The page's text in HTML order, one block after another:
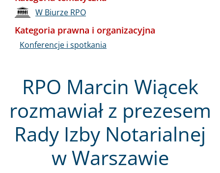
RPO Marcin Wiącek
rozmawiał z prezesem
Rady Izby Notarialnej
w Warszawie
W Biurze RPO
Kategoria prawna i organizacyjna
Konferencje i spotkania